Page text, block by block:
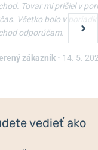
Titanium
Titanium 3324-01
Skladom
Tovar mi prišiel v
Všetko bolo v
odporúčam.
zákazník • 14. 5.
vedieť ako